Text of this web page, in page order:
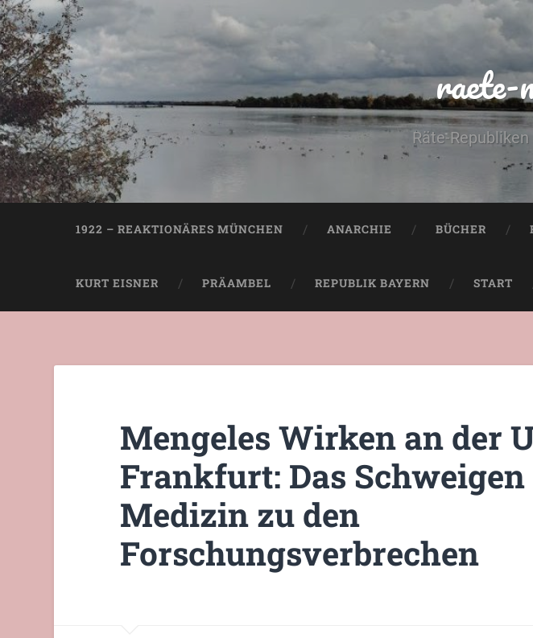
raete-
Räte-
1922 – REAKTIONÄRES MÜNCHEN ANARCHIE BÜCHER
KURT EISNER PRÄAMBEL REPUBLIK BAYERN START
Mengeles Wirken an der
Frankfurt: Das Schweigen
Medizin zu den
Forschungsverbrechen